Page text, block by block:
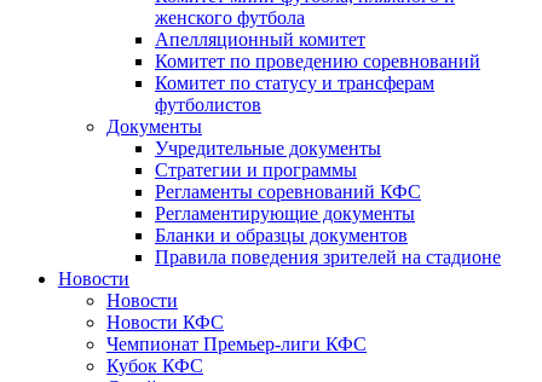
женского футбола
Апелляционный комитет
Комитет по проведению соревнований
Комитет по статусу и трансферам
футболистов
Документы
Учредительные документы
Стратегии и программы
Регламенты соревнований КФС
Регламентирующие документы
Бланки и образцы документов
Правила поведения зрителей на стадионе
Новости
Новости
Новости КФС
Чемпионат Премьер-лиги КФС
Кубок КФС